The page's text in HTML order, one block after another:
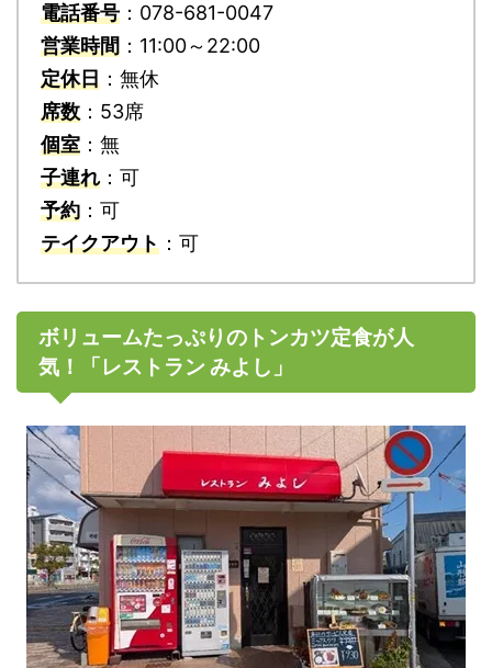
電話番号 ：078-681-0047
営業時間 ：11:00～22:00
定休日 ：無休
席数 ：53席
個室 ：無
子連れ：可
予約 ：可
テイクアウト ：可
ボリュームたっぷりのトンカツ定食が人
気！「レストラン みよし」